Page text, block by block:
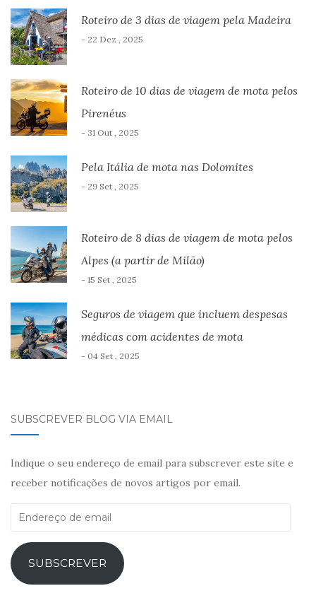
Roteiro de 3 dias de viagem pela Madeira
- 22 Dez , 2025
Roteiro de 10 dias de viagem de mota pelos
Pirenéus
- 31 Out , 2025
Pela Itália de mota nas Dolomites
- 29 Set , 2025
Roteiro de 8 dias de viagem de mota pelos
Alpes (a partir de Milão)
- 15 Set , 2025
Seguros de viagem que incluem despesas
médicas com acidentes de mota
- 04 Set , 2025
SUBSCREVER BLOG VIA EMAIL
Indique o seu endereço de email para subscrever este site e
receber notificações de novos artigos por email.
Endereço
email
SUBSCREVER